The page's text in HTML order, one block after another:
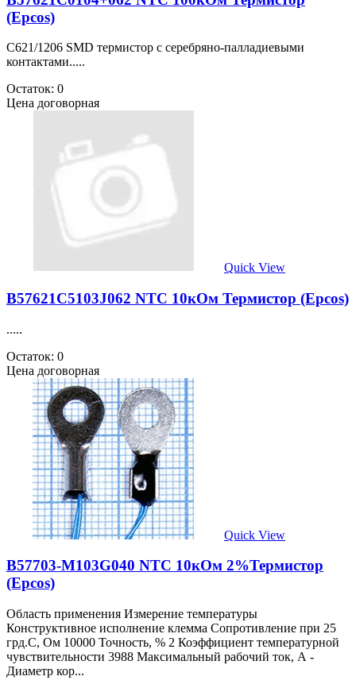
(Epcos)
C621/1206 SMD термистор с серебряно-палладиевыми
контактами.....
Остаток: 0
Цена договорная
Quick View
B57621C5103J062 NTC 10кОм Термистор (Epcos)
.....
Остаток: 0
Цена договорная
Quick View
B57703-M103G040 NTC 10кОм 2%Термистор
(Epcos)
Область применения Измерение температуры
Конструктивное исполнение клемма Сопротивление при 25
грд.С, Ом 10000 Точность, % 2 Коэффициент температурной
чувствительности 3988 Максимальный рабочий ток, А -
Диаметр кор...